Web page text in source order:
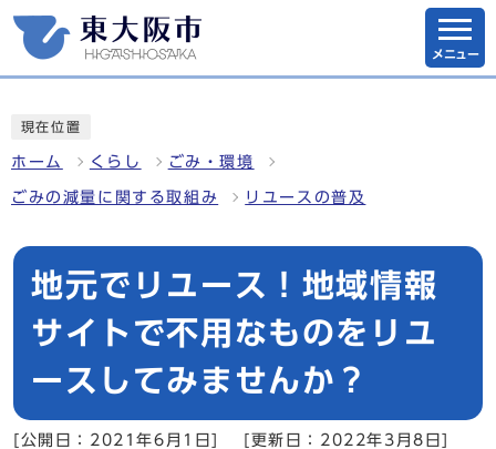
メニュー
現在位置
ホーム くらし ごみ・環境
ごみの減量に関する取組み リユースの普及
地元でリユース！地域情報
サイトで不用なものをリユ
ースしてみませんか？
[公開日：2021年6月1日]
[更新日：2022年3月8日]